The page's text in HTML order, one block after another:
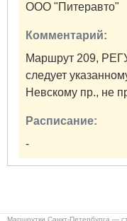
ООО "Питеравто"
Комментарий:
Маршрут 209,
следует
Невскому пр., не
Расписание:
-
Маршрутки Санкт-Петербурга —